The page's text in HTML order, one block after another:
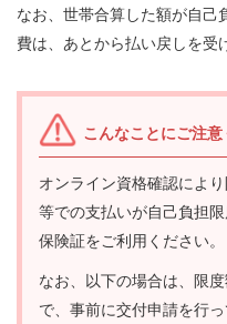
なお、世帯合算した額が自己
費は、あとから払い戻しを受
こんなことにご注意
オンライン資格確認によ
等での支払いが自己負担
保険証をご利用ください。
なお、以下の場合は、限
で、事前に交付申請を行っ